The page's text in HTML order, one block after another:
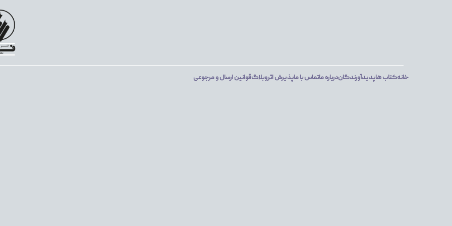
خانهکتاب هاپدیدآورندگاندرباره ماتماس با ماپذیرش اثروبلاگقوانین ارسال و مرجوعی